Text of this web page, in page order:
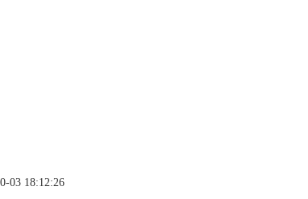
03 18:12:26